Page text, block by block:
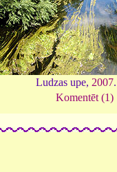
Ludzas upe, 2007
Komentēt (1)